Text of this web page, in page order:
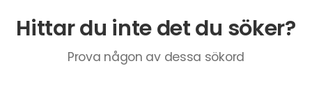
Hittar du inte det du söker?
Prova någon av dessa sökord